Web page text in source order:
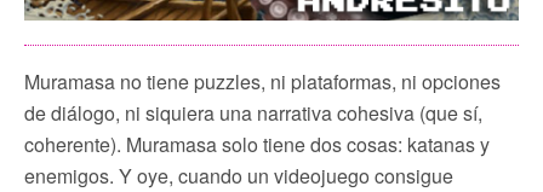
Muramasa no tiene puzzles, ni plataformas, ni opciones
de diálogo, ni siquiera una narrativa cohesiva (que sí,
coherente). Muramasa solo tiene dos cosas: katanas y
enemigos. Y oye, cuando un videojuego consigue